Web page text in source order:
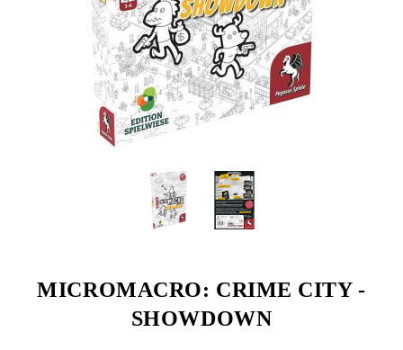
MICROMACRO: CRIME CITY -
SHOWDOWN